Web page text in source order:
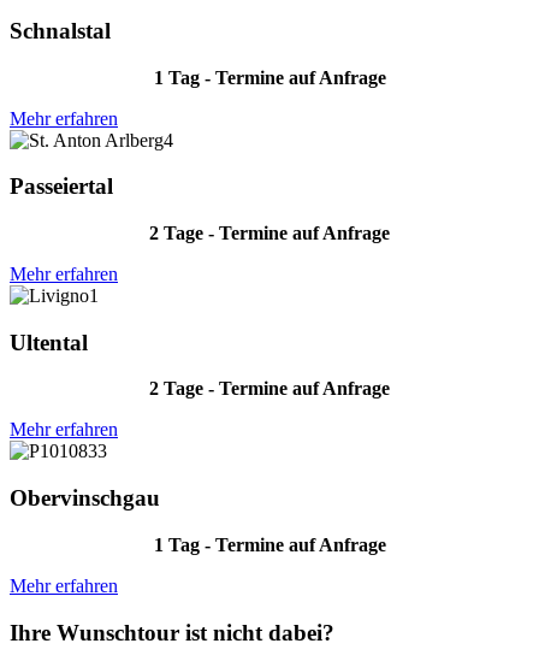
Schnalstal
1 Tag - Termine auf Anfrage
Mehr erfahren
Passeiertal
2 Tage - Termine auf Anfrage
Mehr erfahren
Ultental
2 Tage - Termine auf Anfrage
Mehr erfahren
Obervinschgau
1 Tag - Termine auf Anfrage
Mehr erfahren
Ihre Wunschtour ist nicht dabei?